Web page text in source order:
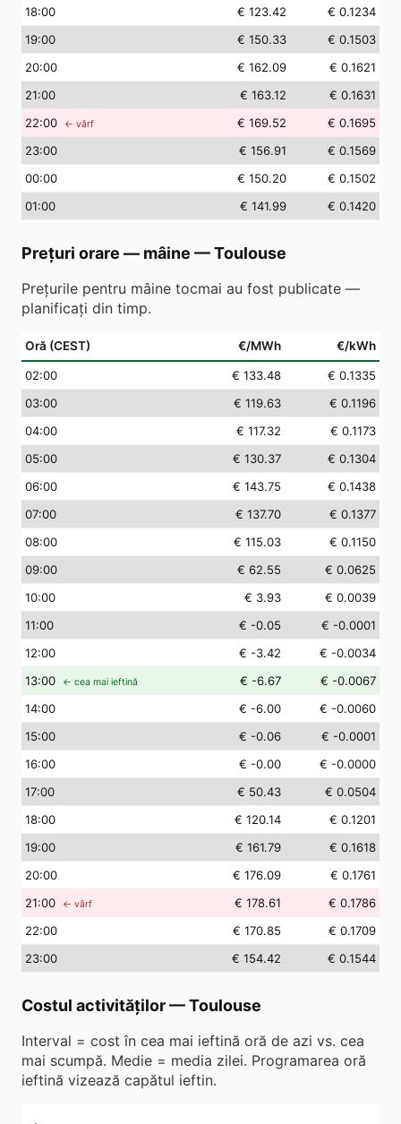
18:00 € 123.42
€ 0.1234
19:00 € 150.33
€ 0.1503
20:00 € 162.09
€ 0.1621
21:00 € 163.12
€ 0.1631
22:00 ← vârf € 169.52
€ 0.1695
23:00 € 156.91
€ 0.1569
00:00 € 150.20
€ 0.1502
01:00 € 141.99 € 0.1420
Prețuri orare — mâine —Toulouse
Prețurile pentru mâine tocmai au fost publicate —
planificați din timp.
Oră (CEST) €/MWh €/kWh
02:00 € 133.48
€ 0.1335
03:00 € 119.63
€ 0.1196
04:00 € 117.32
€ 0.1173
05:00 € 130.37
€ 0.1304
06:00 € 143.75
€ 0.1438
07:00 € 137.70
€ 0.1377
08:00 € 115.03
€ 0.1150
09:00 € 62.55
€ 0.0625
10:00 € 3.93
€ 0.0039
11:00 € -0.05
€ -0.0001
12:00 € -3.42
€ -0.0034
13:00 ← cea mai ieftină € -6.67
€ -0.0067
14:00 € -6.00
€ -0.0060
15:00 € -0.06
€ -0.0001
16:00 € -0.00
€ -0.0000
17:00 € 50.43
€ 0.0504
18:00 € 120.14
€ 0.1201
19:00 € 161.79
€ 0.1618
20:00 € 176.09
€ 0.1761
21:00 ← vârf € 178.61
€ 0.1786
22:00 € 170.85
€ 0.1709
23:00 € 154.42 € 0.1544
Costul activităților—Toulouse
Interval = cost în cea mai ieftină oră de azi vs. cea
mai scumpă. Medie = media zilei. Programarea oră
ieftină vizează capătul ieftin.